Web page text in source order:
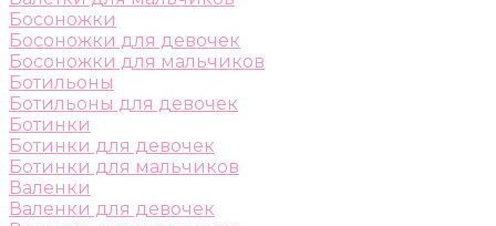
Босоножки
Босоножки для девочек
Босоножки для мальчиков
Ботильоны
Ботильоны для девочек
Ботинки
Ботинки для девочек
Ботинки для мальчиков
Валенки
Валенки для девочек